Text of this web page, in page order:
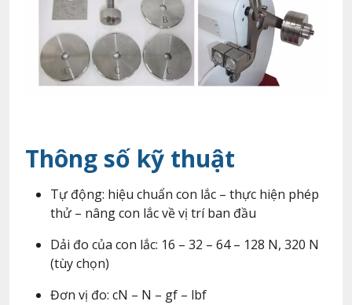
Thông số kỹ thuật
Tự động: hiệu chuẩn con lắc – thực hiện phép
thử – nâng con lắc về vị trí ban đầu
Dải đo của con lắc: 16 – 32 – 64 – 128 N, 320 N
(tùy chọn)
Đơn vị đo: cN – N – gf – lbf